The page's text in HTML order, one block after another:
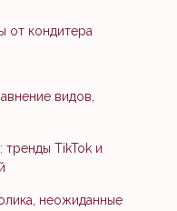
от кондитера
видов,
TikTok и
неожиданные